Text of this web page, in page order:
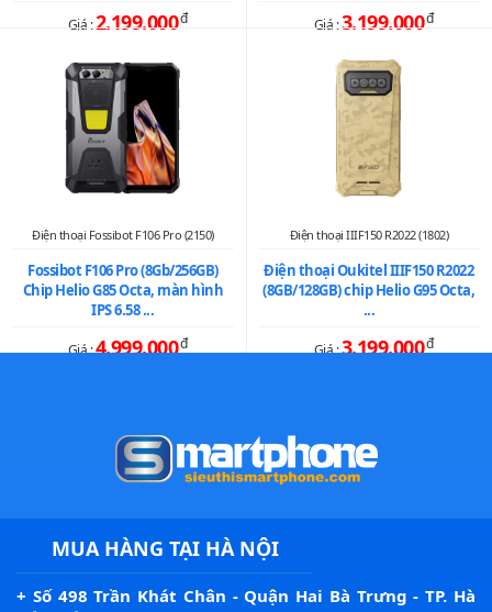
Giá :2.199.000đ Giá :3.199.000đ
Điện thoại Fossibot F106 Pro (2150)
Fossibot F106 Pro (8Gb/256GB)
Chip Helio G85 Octa, màn hình
IPS 6.58 ...
Giá :4.999.000đ
Điện thoại IIIF150 R2022 (1802)
Điện thoại Oukitel IIIF150 R2022
(8GB/128GB) chip Helio G95 Octa,
...
Giá :3.199.000đ
MUA HÀNG TẠI HÀ NỘI
+ Số 498 Trần Khát Chân - Quận Hai Bà Trưng - TP. Hà